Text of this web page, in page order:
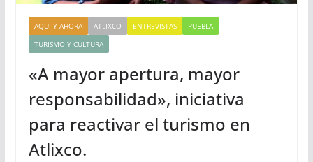
AQUÍ Y AHORA ATLIXCO ENTREVISTAS
PUEBLA
TURISMO Y CULTURA
«A mayor apertura, mayor
responsabilidad», iniciativa
para reactivar el turismo en
Atlixco.